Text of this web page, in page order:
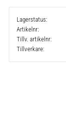
Lagerstatus
Artikelnr
Tillv. artikelnr
Tillverkare